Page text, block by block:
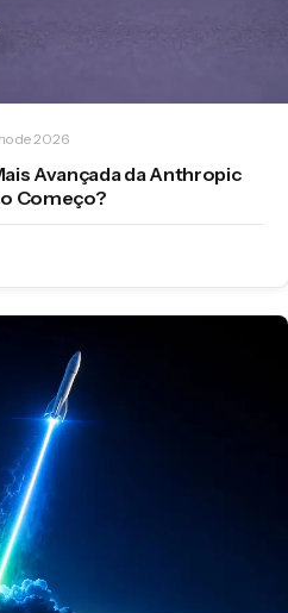
de 2026
Avançada da Anthropic
o Começo?